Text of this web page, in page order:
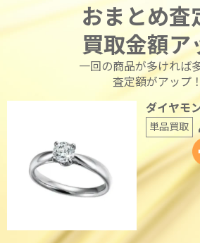
おまとめ査
買取金額ア
一回の商品が多ければ
査定額がアップ！
ダイヤ
単品買取